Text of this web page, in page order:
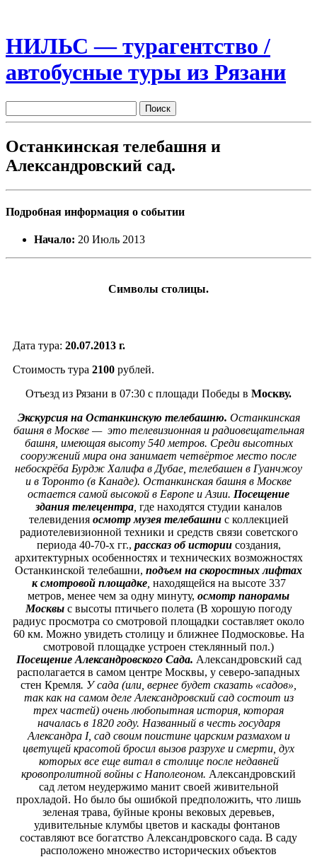
НИЛЬС — турагентство /
автобусные туры из Рязани
Останкинская телебашня и
Александровский сад.
Подробная информация о событии
Начало: 20 Июль 2013
Символы столицы.
Дата тура: 20.07.2013 г.
Стоимость тура 2100 рублей.
Отъезд из Рязани в 07:30 с площади Победы в Москву.
Экскурсия на Останкинскую телебашню. Останкинская
башня в Москве — это телевизионная и радиовещательная
башня, имеющая высоту 540 метров. Среди высотных
сооружений мира она занимает четвёртое место после
небоскрёба Бурдж Халифа в Дубае, телебашен в Гуанчжоу
и в Торонто (в Канаде). Останкинская башня в Москве
остается самой высокой в Европе и Азии. Посещение
здания телецентра, где находятся студии каналов
телевидения осмотр музея телебашнис коллекцией
радиотелевизионной техники и средств связи советского
периода 40-70-х гг., рассказ об историисоздания,
архитектурных особенностях и технических возможностях
Останкинской телебашни, подъем на скоростных лифтах
к смотровой площадке, находящейся на высоте 337
метров, менее чем за одну минуту, осмотр панорамы
Москвыс высоты птичьего полета (В хорошую погоду
радиус просмотра со смотровой площадки составляет около
60 км. Можно увидеть столицу и ближнее Подмосковье. На
смотровой площадке устроен стеклянный пол.)
Посещение Александровского Сада. Александровский сад
располагается в самом центре Москвы, у северо-западных
стен Кремля. У сада (или, вернее будет сказать «садов»,
так как на самом деле Александровский сад состоит из
трех частей) очень любопытная история, которая
началась в 1820 году. Названный в честь государя
Александра I, сад своим поистине царским размахом и
цветущей красотой бросил вызов разрухе и смерти, дух
которых все еще витал в столице после недавней
кровопролитной войны с Наполеоном. Александровский
сад летом неудержимо манит своей живительной
прохладой. Но было бы ошибкой предположить, что лишь
зеленая трава, буйные кроны вековых деревьев,
удивительные клумбы цветов и каскады фонтанов
составляют все богатство Александровского сада. В саду
расположено множество исторических объектов